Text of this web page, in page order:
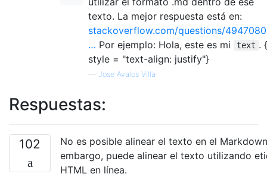
texto. La mejor respuesta está en:
stackoverflow.com/questions/
… Por ejemplo: Hola, este es mi text .
style = "text-align: justify"}
— Jose Avalos Villa
Respuestas:
102
No es posible alinear el texto en el
embargo, puede alinear el texto utilizando
HTML en línea.